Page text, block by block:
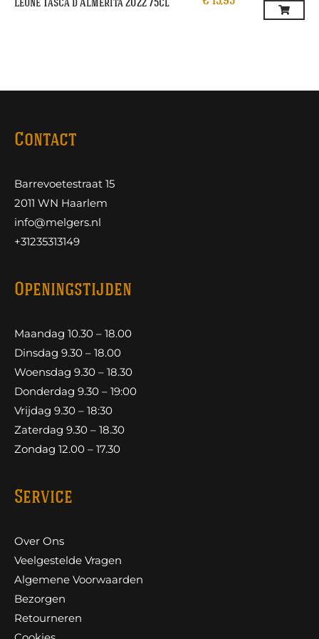
Leone Tasca d’Almerita 2022 75cl
Contact
Barrevoetestraat 15
2011 WN Haarlem
info@melgers.nl
+31235313149
Openingstijden
Maandag 10.30 – 18.00
Dinsdag 9.30 – 18.00
Woensdag 9.30 – 18.30
Donderdag 9.30 – 19:00
Vrijdag 9.30 – 18:30
Zaterdag 9.30 – 18.30
Zondag 12.00 – 17.30
Service
Over Ons
Veelgestelde Vragen
Algemene Voorwaarden
Bezorgen
Retourneren